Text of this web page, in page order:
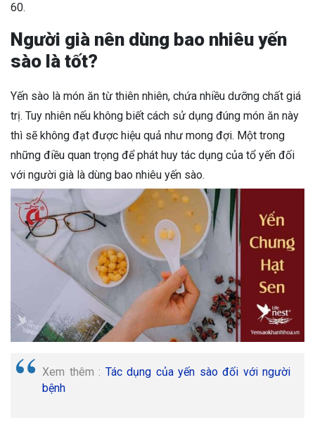
60.
Người già nên dùng bao nhiêu yến
sào là tốt?
Yến sào là món ăn từ thiên nhiên, chứa nhiều dưỡng chất giá
trị. Tuy nhiên nếu không biết cách sử dụng đúng món ăn này
thì sẽ không đạt được hiệu quả như mong đợi. Một trong
những điều quan trọng để phát huy tác dụng của tổ yến đối
với người già là dùng bao nhiêu yến sào.
Xem thêm : Tác dụng của yến sào đối với người
bệnh